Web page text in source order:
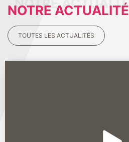
NOTRE ACTUALITÉ
TOUTES LES ACTUALITÉS